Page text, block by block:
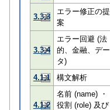
3.3.3
エラー修正の提
案
3.3.4
エラー回避 (法
的、金融、デー
タ)
4.1.1 構文解析
4.1.2
名前 (name) ・
役割 (role) 及び